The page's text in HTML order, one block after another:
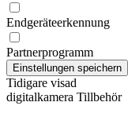
Endgeräteerkennung
Partnerprogramm
Tidigare visad
digitalkamera Tillbehör